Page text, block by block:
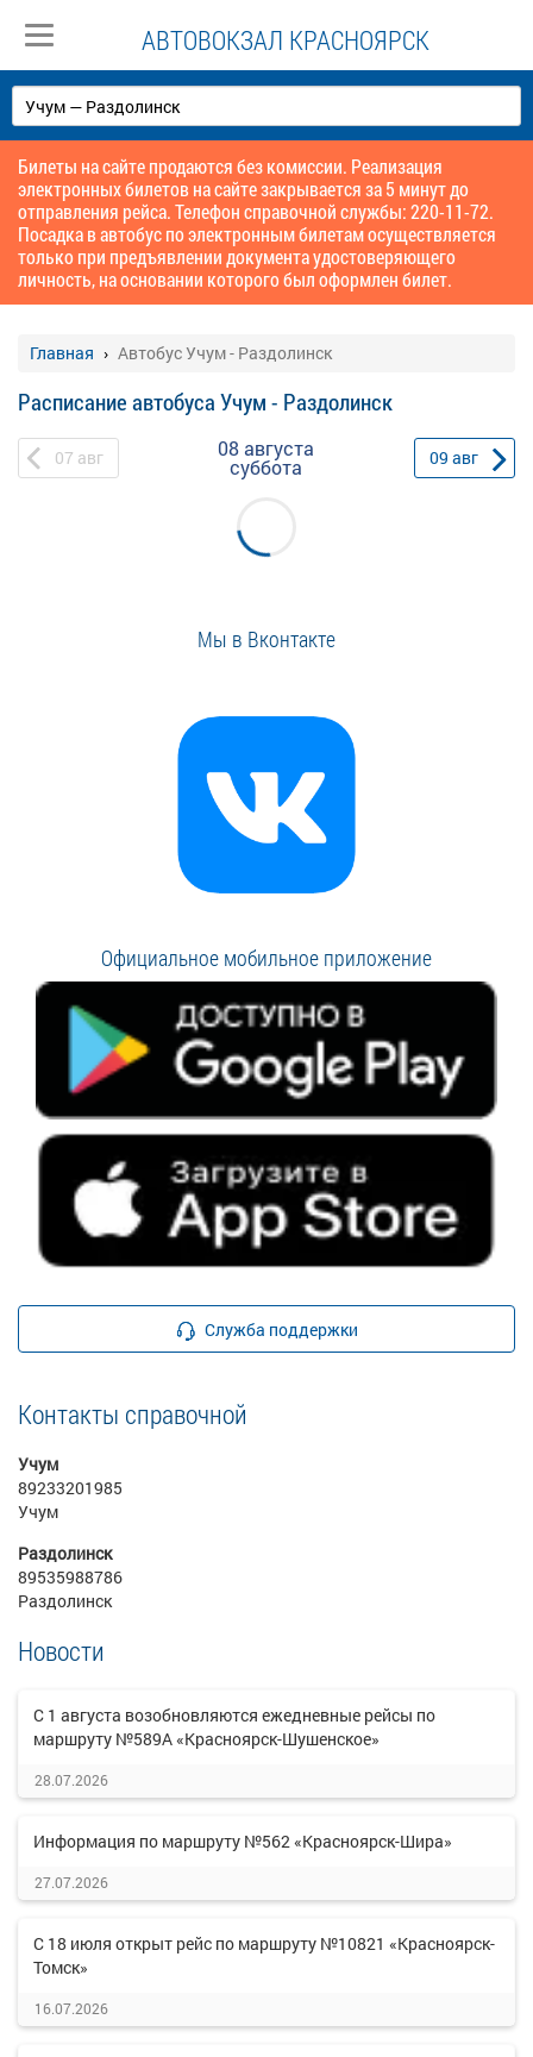
АВТОВОКЗАЛ КРАСНОЯРСК
Билеты на сайте продаются без комиссии. Реализация
электронных билетов на сайте закрывается за 5 минут до
отправления рейса. Телефон справочной службы: 220-11-72.
Посадка в автобус по электронным билетам осуществляется
только при предъявлении документа удостоверяющего
личность, на основании которого был оформлен билет.
Главная Автобус Учум - Раздолинск
Расписание автобуса Учум - Раздолинск
07 авг 08 августа
суббота 09 авг
Мы в Вконтакте
Официальное мобильное приложение
Служба поддержки
Контакты справочной
Учум
89233201985
Учум
Раздолинск
89535988786
Раздолинск
Новости
С 1 августа возобновляются ежедневные рейсы по
маршруту №589А «Красноярск-Шушенское»
28.07.2026
Информация по маршруту №562 «Красноярск-Шира»
27.07.2026
С 18 июля открыт рейс по маршруту №10821 «Красноярск-
Томск»
16.07.2026